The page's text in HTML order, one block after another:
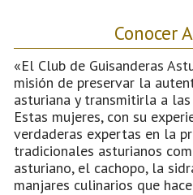
Conocer
«El Club de Guisanderas
misión de preservar la
asturiana y transmitirla a las
Estas mujeres, con su
verdaderas expertas en la
tradicionales asturianos
asturiano, el cachopo, la
manjares culinarios que